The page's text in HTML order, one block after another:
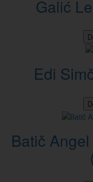
Galić
Edi
Batič